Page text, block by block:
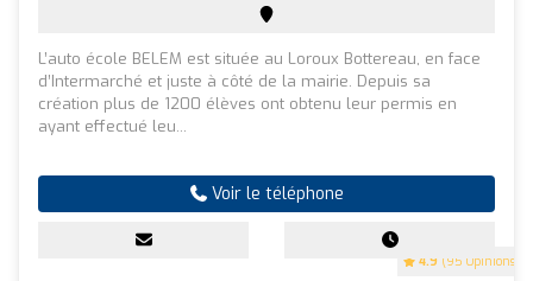
4.9 (95 Opinions)
L’auto école BELEM est située au Loroux Bottereau, en face
d’Intermarché et juste à côté de la mairie. Depuis sa
création plus de 1200 élèves ont obtenu leur permis en
ayant effectué leu...
Voir le téléphone